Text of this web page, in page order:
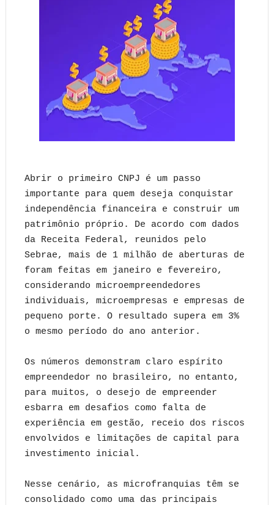
Abrir o primeiro CNPJ é um passo
importante para quem deseja conquistar
independência financeira e construir um
patrimônio próprio. De acordo com dados
da Receita Federal, reunidos pelo
Sebrae, mais de 1 milhão de aberturas de
foram feitas em janeiro e fevereiro,
considerando microempreendedores
individuais, microempresas e empresas de
pequeno porte. O resultado supera em 3%
o mesmo período do ano anterior.
Os números demonstram claro espírito
empreendedor no brasileiro, no entanto,
para muitos, o desejo de empreender
esbarra em desafios como falta de
experiência em gestão, receio dos riscos
envolvidos e limitações de capital para
investimento inicial.
Nesse cenário, as microfranquias têm se
consolidado como uma das principais